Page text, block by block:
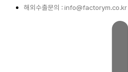
해외수출문의 : info@factorym.co.kr